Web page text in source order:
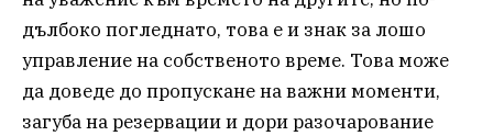
дълбоко погледнато, това е и знак за лошо
управление на собственото време. Това може
да доведе до пропускане на важни моменти,
загуба на резервации и дори разочарование